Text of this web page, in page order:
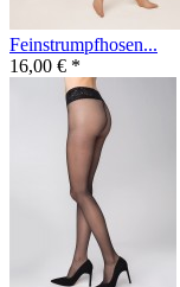
Feinstrumpfhosen...
16,00 € *